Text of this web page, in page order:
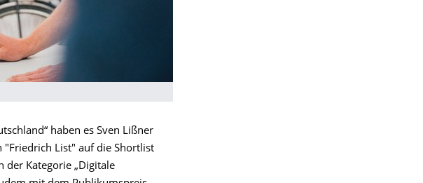
haben es Sven Lißner
"Friedrich List" auf die Shortlist
der Kategorie „Digitale